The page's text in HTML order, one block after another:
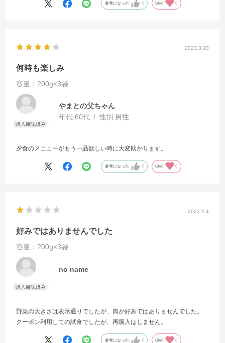
参考になった 0 Like! 0
2023.3.20
何時も楽しみ
容量：200g×3袋
やまとの父ちゃん
年代:60代 性別:男性
夕食のメニューがもう一品欲しい時に大変助かります。
参考になった 0 Like! 0
2023.2.4
好みではありませんでした
容量：200g×3袋
no name
野菜の大きさは表示通りでしたが、肉が好みではありませんでした。
クーポン利用しての試食でしたが、再購入はしません。
参考になった 0 Like! 0